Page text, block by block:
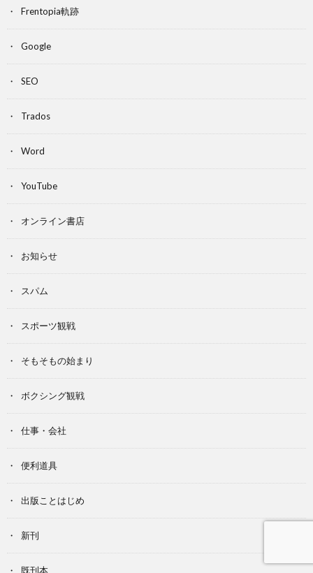
Frentopia軌跡
Google
SEO
Trados
Word
YouTube
オンライン書店
お知らせ
スパム
スポーツ観戦
そもそもの始まり
ボクシング観戦
仕事・会社
便利道具
出版ことはじめ
新刊
既刊本